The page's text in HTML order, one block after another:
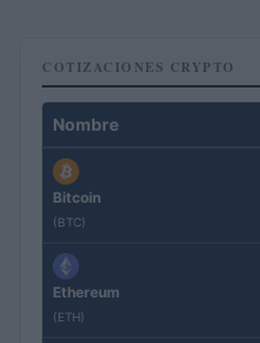
COTIZACIONES CRYPTO
Nombre
Bitcoin
(BTC)
Ethereum
(ETH)